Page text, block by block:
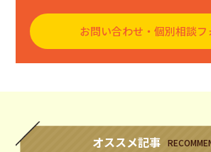
お問い合わせ・個別相談フ
オススメ記事